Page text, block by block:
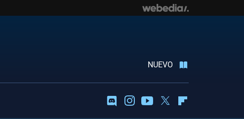
NUEVO
DiscordInstagramYoutubeTwitter